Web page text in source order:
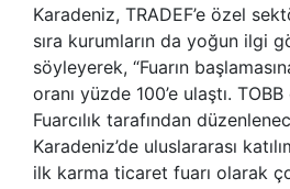
Karadeniz, TRADEF’e özel
sıra kurumların da yoğun ilgi
söyleyerek, “Fuarın
oranı yüzde 100’e ulaştı.
Fuarcılık tarafından
Karadeniz’de uluslararası
ilk karma ticaret fuarı olarak